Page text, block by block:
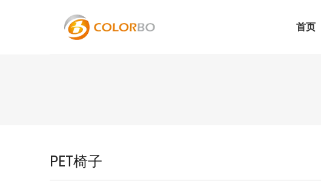
首页
PET椅子